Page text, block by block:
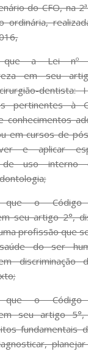
do CFO, na
ordinária,
que a Lei nº
em seu
dentista:
pertinentes à
conhecimentos
em cursos de
e aplicar
de uso interno
que o
seu artigo 2°,
profissão que
do ser
discriminação
que o
seu artigo 5°,
fundamentais